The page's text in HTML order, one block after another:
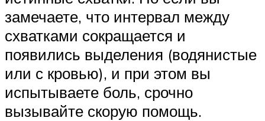
замечаете, что интервал между
схватками сокращается и
появились выделения (водянистые
или с кровью), и при этом вы
испытываете боль, срочно
вызывайте скорую помощь.